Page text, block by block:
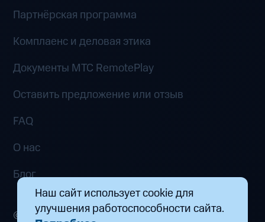
Наш сайт использует cookie для
улучшения работоспособности сайта.
Партнёрская программа
Комплаенс и деловая этика
Документы MTC RemotePlay
Оставить предложение или отзыв
FAQ
О нас
Блог
© 2026 ООО «Маркетплейс распределенных